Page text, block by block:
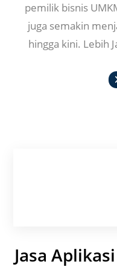
pemilik bisnis
juga semakin
hingga kini. Lebih
Jasa